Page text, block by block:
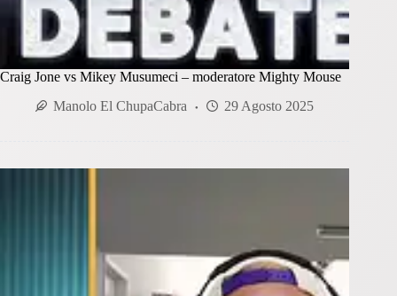
Craig Jone vs Mikey Musumeci – moderatore Mighty Mouse
Manolo El ChupaCabra
29 Agosto 2025